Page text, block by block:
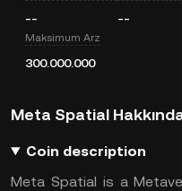
-- --
Maksimum Arz
300.000.000
Meta Spatial
Coin description
Meta Spatial is a